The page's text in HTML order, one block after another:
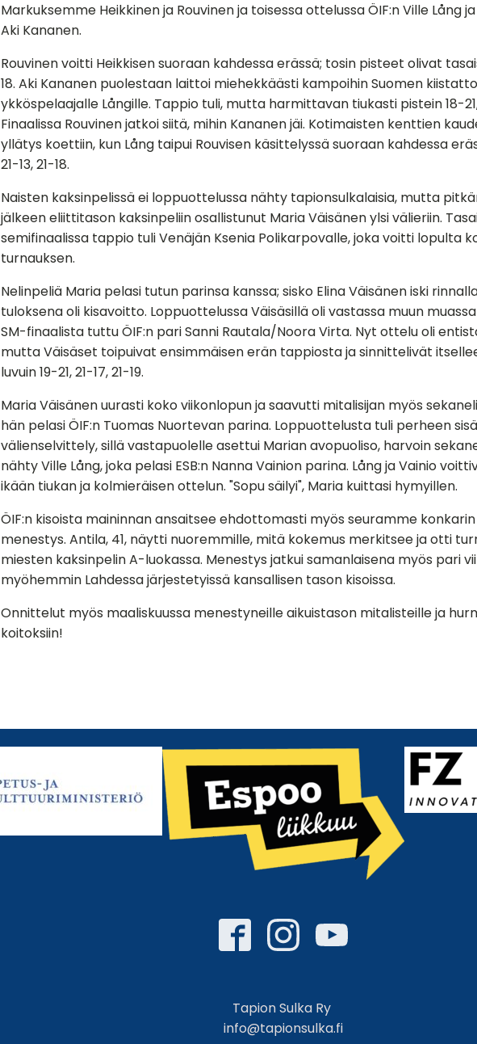
Markuksemme Heikkinen ja Rouvinen ja toisessa ottelussa ÖIF:n Ville Lång
Aki Kananen.
Rouvinen voitti Heikkisen suoraan kahdessa erässä; tosin pisteet olivat
18. Aki Kananen puolestaan laittoi miehekkäästi kampoihin Suomen
ykköspelaajalle Långille. Tappio tuli, mutta harmittavan tiukasti pistein 18-21,
Finaalissa Rouvinen jatkoi siitä, mihin Kananen jäi. Kotimaisten kenttien
yllätys koettiin, kun Lång taipui Rouvisen käsittelyssä suoraan kahdessa
21-13, 21-18.
Naisten kaksinpelissä ei loppuottelussa nähty tapionsulkalaisia, mutta
jälkeen eliittitason kaksinpeliin osallistunut Maria Väisänen ylsi välieriin.
semifinaalissa tappio tuli Venäjän Ksenia Polikarpovalle, joka voitti lopulta
turnauksen.
Nelinpeliä Maria pelasi tutun parinsa kanssa; sisko Elina Väisänen iski
tuloksena oli kisavoitto. Loppuottelussa Väisäsillä oli vastassa muun
SM-finaalista tuttu ÖIF:n pari Sanni Rautala/Noora Virta. Nyt ottelu oli
mutta Väisäset toipuivat ensimmäisen erän tappiosta ja sinnittelivät
luvuin 19-21, 21-17, 21-19.
Maria Väisänen uurasti koko viikonlopun ja saavutti mitalisijan myös
hän pelasi ÖIF:n Tuomas Nuortevan parina. Loppuottelusta tuli perheen
välienselvittely, sillä vastapuolelle asettui Marian avopuoliso, harvoin
nähty Ville Lång, joka pelasi ESB:n Nanna Vainion parina. Lång ja Vainio
ikään tiukan ja kolmieräisen ottelun. "Sopu säilyi", Maria kuittasi hymyillen.
ÖIF:n kisoista maininnan ansaitsee ehdottomasti myös seuramme
menestys. Antila, 41, näytti nuoremmille, mitä kokemus merkitsee ja otti
miesten kaksinpelin A-luokassa. Menestys jatkui samanlaisena myös pari
myöhemmin Lahdessa järjestetyissä kansallisen tason kisoissa.
Onnittelut myös maaliskuussa menestyneille aikuistason mitalisteille ja
koitoksiin!
Tapion Sulka Ry
info@tapionsulka.fi